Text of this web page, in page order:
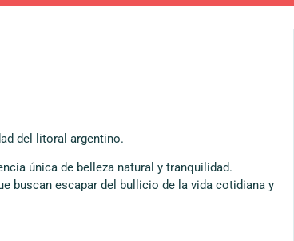
del litoral argentino.
única de belleza natural y tranquilidad.
buscan escapar del bullicio de la vida cotidiana y